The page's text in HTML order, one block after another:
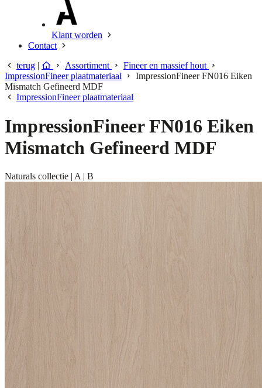
Klant worden
Contact
terug | Assortiment
Fineer en massief hout
ImpressionFineer plaatmateriaal
ImpressionFineer FN016 Eiken
Mismatch Gefineerd MDF
ImpressionFineer plaatmateriaal
ImpressionFineer FN016 Eiken
Mismatch Gefineerd MDF
Naturals collectie | A | B